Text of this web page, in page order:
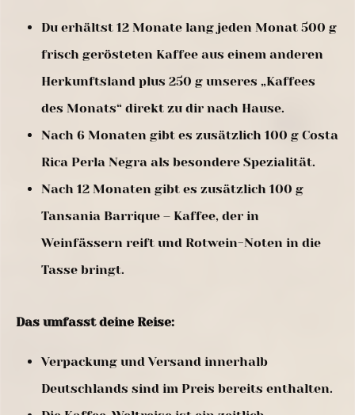
Du erhältst 12 Monate lang jeden Monat 500 g
frisch gerösteten Kaffee aus einem anderen
Herkunftsland plus 250 g unseres „Kaffees
des Monats“ direkt zu dir nach Hause.
Nach 6 Monaten gibt es zusätzlich 100 g Costa
Rica Perla Negra als besondere Spezialität.
Nach 12 Monaten gibt es zusätzlich 100 g
Tansania Barrique – Kaffee, der in
Weinfässern reift und Rotwein-Noten in die
Tasse bringt.
Das umfasst deine Reise:
Verpackung und Versand innerhalb
Deutschlands sind im Preis bereits enthalten.